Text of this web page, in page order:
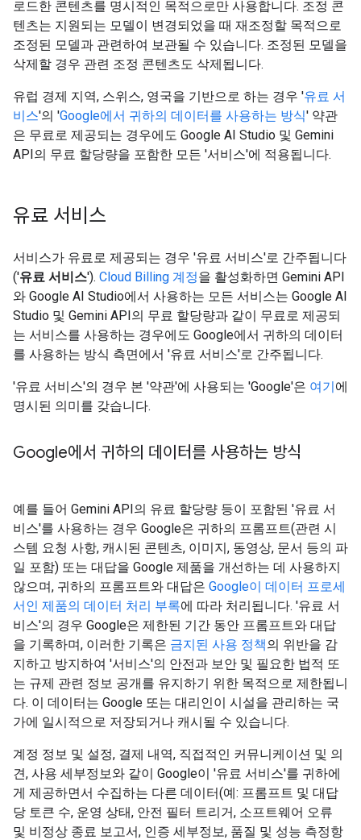
로드한 콘텐츠를 명시적인 목적으로만 사용합니다. 조정 콘
텐츠는 지원되는 모델이 변경되었을 때 재조정할 목적으로
조정된 모델과 관련하여 보관될 수 있습니다. 조정된 모델을
삭제할 경우 관련 조정 콘텐츠도 삭제됩니다.
유럽 경제 지역, 스위스, 영국을 기반으로 하는 경우 '유료 서
비스'의 'Google에서 귀하의 데이터를 사용하는 방식' 약관
은 무료로 제공되는 경우에도 Google AI Studio 및 Gemini
API의 무료 할당량을 포함한 모든 '서비스'에 적용됩니다.
유료 서비스
서비스가 유료로 제공되는 경우 '유료 서비스'로 간주됩니다
('유료 서비스'). Cloud Billing 계정을 활성화하면 Gemini API
와 Google AI Studio에서 사용하는 모든 서비스는 Google AI
Studio 및 Gemini API의 무료 할당량과 같이 무료로 제공되
는 서비스를 사용하는 경우에도 Google에서 귀하의 데이터
를 사용하는 방식 측면에서 '유료 서비스'로 간주됩니다.
'유료 서비스'의 경우 본 '약관'에 사용되는 'Google'은 여기에
명시된 의미를 갖습니다.
Google에서 귀하의 데이터를 사용하는 방식
예를 들어 Gemini API의 유료 할당량 등이 포함된 '유료 서
비스'를 사용하는 경우 Google은 귀하의 프롬프트(관련 시
스템 요청 사항, 캐시된 콘텐츠, 이미지, 동영상, 문서 등의 파
일 포함) 또는 대답을 Google 제품을 개선하는 데 사용하지
않으며, 귀하의 프롬프트와 대답은 Google이 데이터 프로세
서인 제품의 데이터 처리 부록에 따라 처리됩니다. '유료 서
비스'의 경우 Google은 제한된 기간 동안 프롬프트와 대답
을 기록하며, 이러한 기록은 금지된 사용 정책의 위반을 감
지하고 방지하여 '서비스'의 안전과 보안 및 필요한 법적 또
는 규제 관련 정보 공개를 유지하기 위한 목적으로 제한됩니
다. 이 데이터는 Google 또는 대리인이 시설을 관리하는 국
가에 일시적으로 저장되거나 캐시될 수 있습니다.
계정 정보 및 설정, 결제 내역, 직접적인 커뮤니케이션 및 의
견, 사용 세부정보와 같이 Google이 '유료 서비스'를 귀하에
게 제공하면서 수집하는 다른 데이터(예: 프롬프트 및 대답
당 토큰 수, 운영 상태, 안전 필터 트리거, 소프트웨어 오류
및 비정상 종료 보고서, 인증 세부정보, 품질 및 성능 측정항